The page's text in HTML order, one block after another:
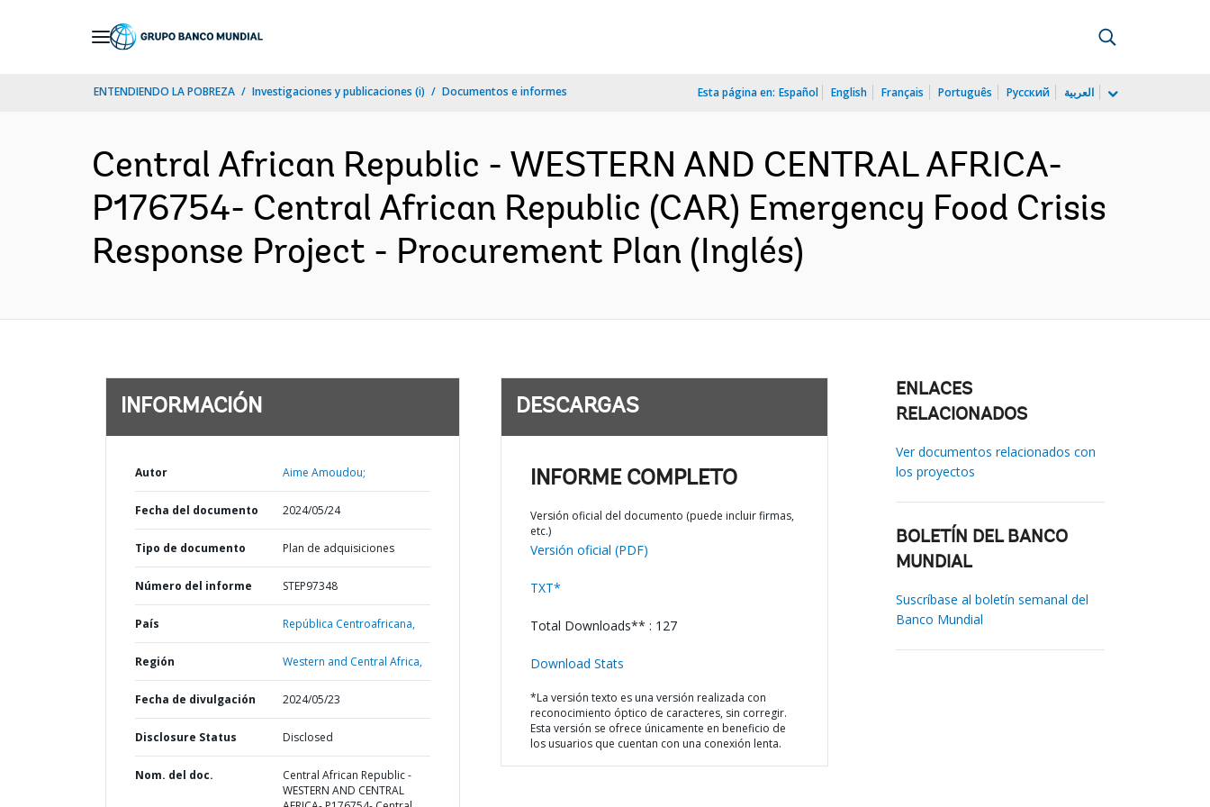
ENTENDIENDO LA POBREZA Investigaciones y publicaciones (i) Documentos e informes Esta página en: Español English Français Português Русский العربية
Central African Republic - WESTERN AND CENTRAL AFRICA-
P176754- Central African Republic (CAR) Emergency Food Crisis
Response Project - Procurement Plan (Inglés)
INFORMACIÓN
Autor Aime Amoudou;
Fecha del documento 2024/05/24
Tipo de documento Plan de adquisiciones
Número del informe STEP97348
País República Centroafricana,
Región Western and Central Africa,
Fecha de divulgación 2024/05/23
Disclosure Status Disclosed
Nom. del doc.
Central African Republic -
WESTERN AND CENTRAL
DESCARGAS
INFORME COMPLETO
Versión oficial del documento (puede incluir firmas,
etc.)
Versión oficial (PDF)
TXT*
Total Downloads** : 127
Download Stats
*La versión texto es una versión realizada con
reconocimiento óptico de caracteres, sin corregir.
Esta versión se ofrece únicamente en beneficio de
los usuarios que cuentan con una conexión lenta.
ENLACES
RELACIONADOS
Ver documentos relacionados con
los proyectos
BOLETÍN DEL BANCO
MUNDIAL
Suscríbase al boletín semanal del
Banco Mundial